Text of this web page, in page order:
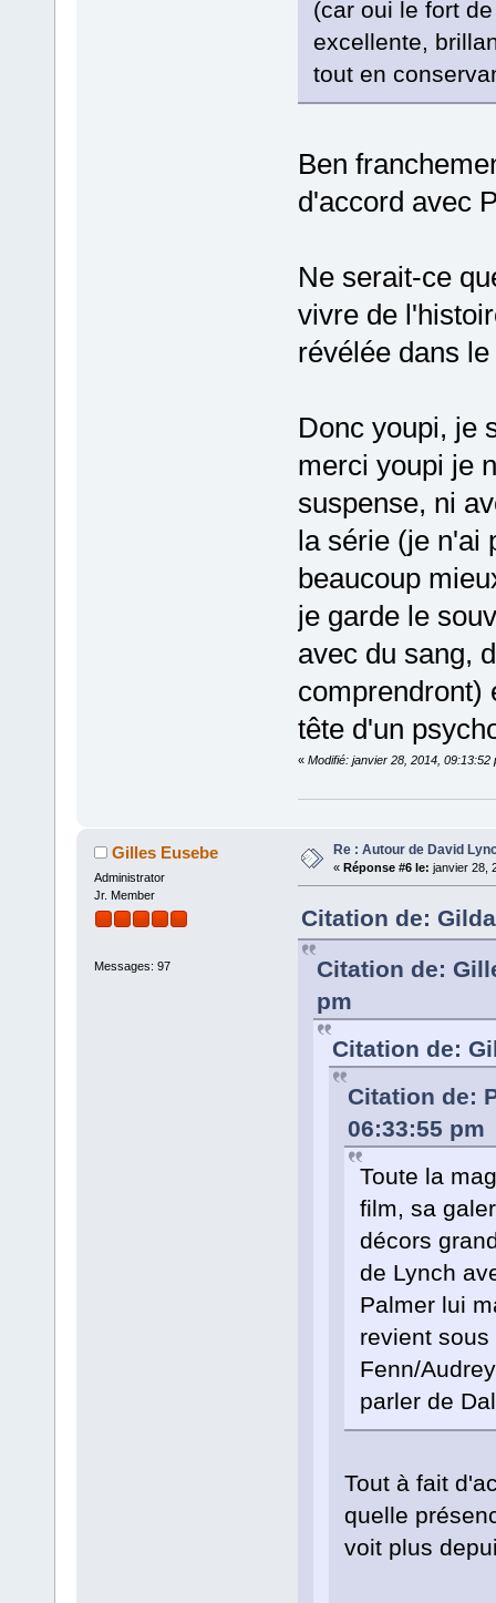
(car oui le fort
excellente,
tout en
Ben
d'accord avec
Ne serait-ce
vivre de
révélée dans
Donc youpi, je
merci youpi je
suspense, ni
la série (je n'ai
beaucoup
je garde le
avec du sang,
comprendront)
tête d'un
« Modifié: janvier 28, 2014, 09:13:52
Gilles Eusebe
Administrator
Jr. Member
Messages: 97
Re : Autour de David
« Réponse #6 le: janvier 28,
Citation de:
Citation de:
pm
Citation de:
Citation de:
06:33:55 pm
Toute la
film, sa
décors
de Lynch
Palmer lui
revient
Fenn/
parler de
Tout à fait
quelle
voit plus